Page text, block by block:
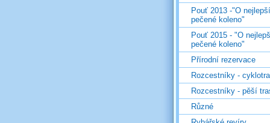
Pouť 2013 -"O nejlepší
pečené koleno"
Pouť 2015 - "O
pečené koleno"
Přírodní rezervace
Rozcestníky -
Rozcestníky - pěší
Různé